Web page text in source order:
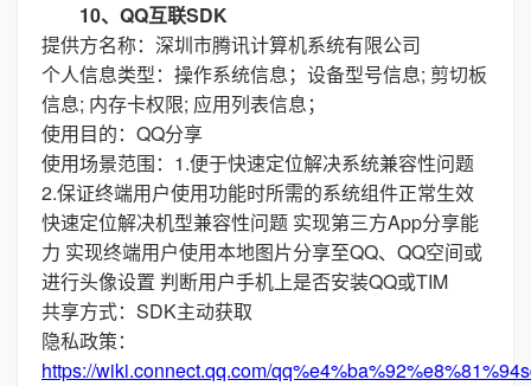
10、QQ互联SDK
提供方名称：深圳市腾讯计算机系统有限公司
个人信息类型：操作系统信息；设备型号信息; 剪切板
信息; 内存卡权限; 应用列表信息；
使用目的：QQ分享
使用场景范围：1.便于快速定位解决系统兼容性问题
2.保证终端用户使用功能时所需的系统组件正常生效
快速定位解决机型兼容性问题 实现第三方App分享能
力 实现终端用户使用本地图片分享至QQ、QQ空间或
进行头像设置 判断用户手机上是否安装QQ或TIM
共享方式：SDK主动获取
隐私政策：
https://wiki.connect.qq.com/